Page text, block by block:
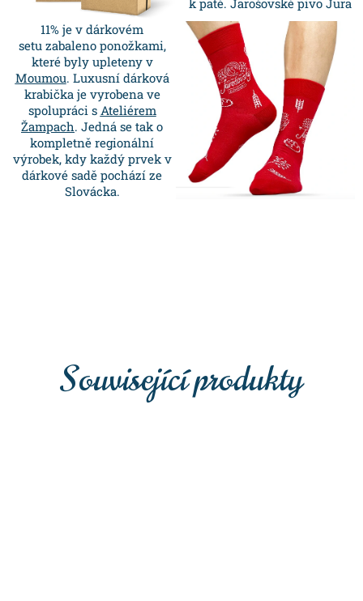
Související produkty
k patě. Jarošovské pivo Jura
11% je v dárkovém
setu zabaleno ponožkami,
které byly upleteny v
Moumou. Luxusní dárková
krabička je vyrobena ve
spolupráci s Ateliérem
Žampach. Jedná se tak o
kompletně regionální
výrobek, kdy každý prvek v
dárkové sadě pochází ze
Slovácka.